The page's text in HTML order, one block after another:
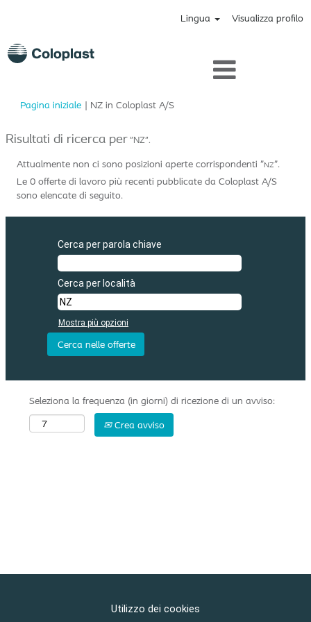
Lingua Visualizza profilo
Pagina iniziale | NZ in Coloplast A/S(pagina
Risultati di ricerca per"NZ".
Attualmente non ci sono posizioni aperte corrispondenti "NZ".
Le 0 offerte di lavoro più recenti pubblicate da Coloplast A/S
sono elencate di seguito.
Cerca per parola chiave
Cerca per località
Mostra più opzioni
Seleziona la frequenza (in giorni) di ricezione di un avviso:
Crea avviso
Utilizzo dei cookies